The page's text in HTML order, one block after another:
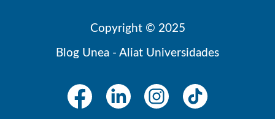
Copyright © 2025
Blog Unea - Aliat Universidades